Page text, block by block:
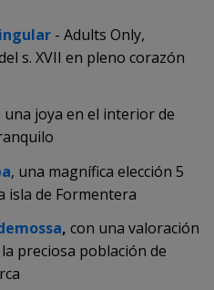
- Adults Only,
s. XVII en pleno corazón
una joya en el interior de
, una magnífica elección 5
isla de Formentera
, con una valoración
preciosa población de